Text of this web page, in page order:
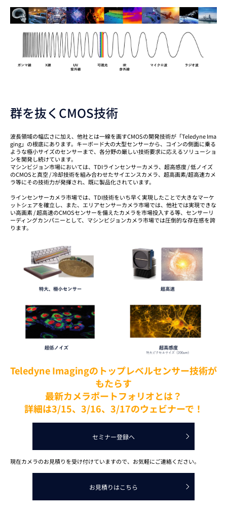
群を抜くCMOS技術
波長領域の幅広さに加え、他社とは一線を画すCMOSの開発技術が「Teledyne Ima
ging」の根底にあります。キーボード大の大型センサーから、コインの側面に乗る
ような極小サイズのセンサーまで、各分野の厳しい技術要求に応えるソリューショ
ンを開発し続けています。
マシンビジョン市場においては、TDIラインセンサーカメラ、超高感度 / 低ノイズ
のCMOSと真空 / 冷却技術を組み合わせたサイエンスカメラ、超高画素/超高速カメ
ラ等にその技術力が発揮され、既に製品化されています。
ラインセンサーカメラ市場では、TDI技術をいち早く実現したことで大きなマーケ
ットシェアを確立し、また、エリアセンサーカメラ市場では、他社では実現できな
い高画素 / 超高速のCMOSセンサーを備えたカメラを市場投入する等、センサーリ
ーディングカンパニーとして、マシンビジョンカメラ市場では圧倒的な存在感を誇
ります。
Teledyne Imagingのトップレベルセンサー技術が
もたらす
最新カメラポートフォリオとは？
詳細は3/15、3/16、3/17のウェビナーで！
セミナー登録へ
現在カメラのお見積りを受け付けていますので、お気軽にご連絡ください。
お見積りはこちら